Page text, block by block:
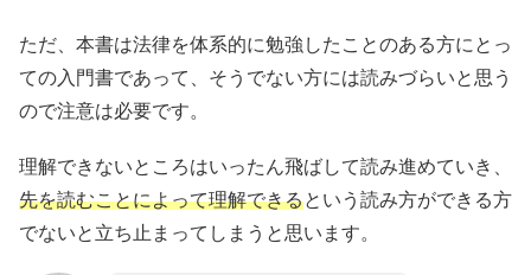
ただ、本書は法律を体系的に勉強したことのある方にとっ
ての入門書であって、そうでない方には読みづらいと思う
ので注意は必要です。
理解できないところはいったん飛ばして読み進めていき、
先を読むことによって理解できるという読み方ができる方
でないと立ち止まってしまうと思います。